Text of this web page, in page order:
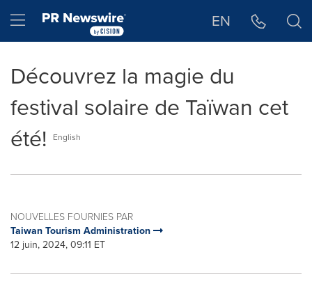
Hamburger menu EN
Découvrez la magie du
festival solaire de Taïwan cet
été!
English
NOUVELLES FOURNIES PAR
Taiwan Tourism Administration
12 juin, 2024, 09:11 ET